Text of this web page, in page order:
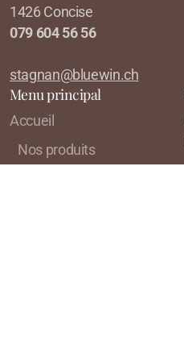
1426 Concise
079 604 56 56
stagnan@bluewin.ch
Menu principal
Accueil
Nos produits